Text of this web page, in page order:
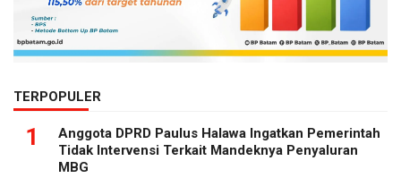
TERPOPULER
1
Anggota DPRD Paulus Halawa Ingatkan Pemerintah
Tidak Intervensi Terkait Mandeknya Penyaluran
MBG